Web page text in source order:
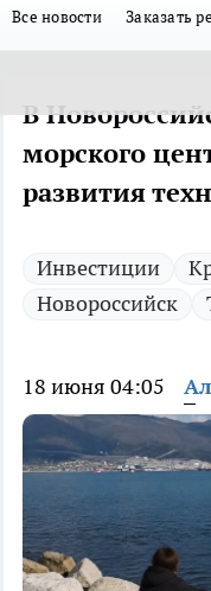
Все новости Заказать
В
морского
развития
Инвестиции
Новороссийск
18 июня 04:05